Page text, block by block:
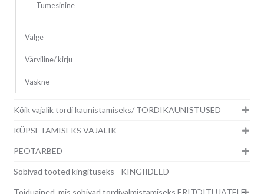
Tumesinine
Valge
Värviline/ kirju
Vaskne
Kõik vajalik tordi kaunistamiseks/ TORDIKAUNISTUSED
KÜPSETAMISEKS VAJALIK
PEOTARBED
Sobivad tooted kingituseks - KINGIIDEED
Toiduained, mis sobivad tordivalmistamiseks ERITOITUJATELE